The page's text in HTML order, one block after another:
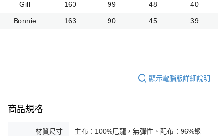
Gill 160 99 48 40
Bonnie 163 90 45 39
顯示電腦版詳細說明
商品規格
材質尺寸
主布：100%尼龍，無彈性、配布：96%聚